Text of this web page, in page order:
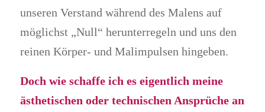
unseren Verstand während des Malens auf
möglichst „Null“ herunterregeln und uns den
reinen Körper- und Malimpulsen hingeben.
Doch wie schaffe ich es eigentlich meine
ästhetischen oder technischen Ansprüche an